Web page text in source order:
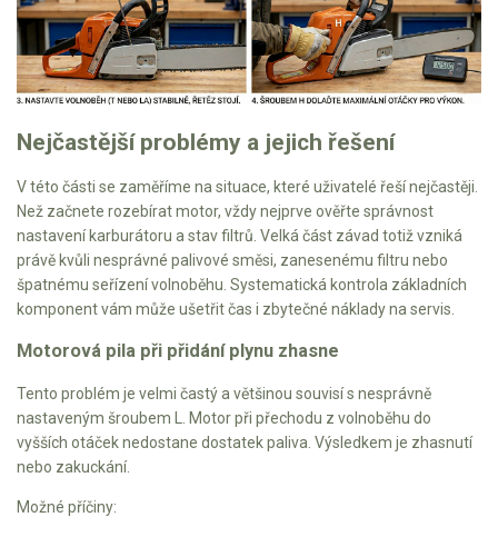
Nejčastější problémy a jejich řešení
V této části se zaměříme na situace, které uživatelé řeší nejčastěji.
Než začnete rozebírat motor, vždy nejprve ověřte správnost
nastavení karburátoru a stav filtrů. Velká část závad totiž vzniká
právě kvůli nesprávné palivové směsi, zanesenému filtru nebo
špatnému seřízení volnoběhu. Systematická kontrola základních
komponent vám může ušetřit čas i zbytečné náklady na servis.
Motorová pila při přidání plynu zhasne
Tento problém je velmi častý a většinou souvisí s nesprávně
nastaveným šroubem L. Motor při přechodu z volnoběhu do
vyšších otáček nedostane dostatek paliva. Výsledkem je zhasnutí
nebo zakuckání.
Možné příčiny: